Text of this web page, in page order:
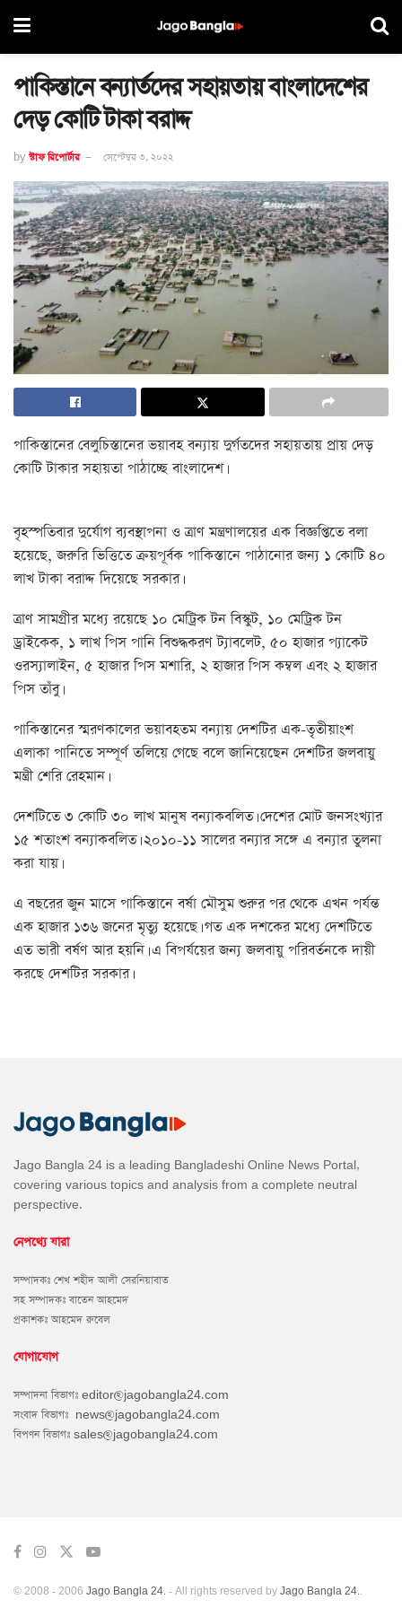
পাকিস্তানে বন্যার্তদের সহায়তায় বাংলাদেশের
দেড় কোটি টাকা বরাদ্দ
by স্টাফ রিপোর্টার সেপ্টেম্বর ৩, ২০২২
পাকিস্তানের বেলুচিস্তানের ভয়াবহ বন্যায় দুর্গতদের সহায়তায় প্রায় দেড়
কোটি টাকার সহায়তা পাঠাচ্ছে বাংলাদেশ।
বৃহস্পতিবার দুর্যোগ ব্যবস্থাপনা ও ত্রাণ মন্ত্রণালয়ের এক বিজ্ঞপ্তিতে বলা
হয়েছে, জরুরি ভিত্তিতে ক্রয়পূর্বক পাকিস্তানে পাঠানোর জন্য ১ কোটি ৪০
লাখ টাকা বরাদ্দ দিয়েছে সরকার।
ত্রাণ সামগ্রীর মধ্যে রয়েছে ১০ মেট্রিক টন বিস্কুট, ১০ মেট্রিক টন
ড্রাইকেক, ১ লাখ পিস পানি বিশুদ্ধকরণ ট্যাবলেট, ৫০ হাজার প্যাকেট
ওরস্যালাইন, ৫ হাজার পিস মশারি, ২ হাজার পিস কম্বল এবং ২ হাজার
পিস তাঁবু।
পাকিস্তানের স্মরণকালের ভয়াবহতম বন্যায় দেশটির এক-তৃতীয়াংশ
এলাকা পানিতে সম্পূর্ণ তলিয়ে গেছে বলে জানিয়েছেন দেশটির জলবায়ু
মন্ত্রী শেরি রেহমান।
দেশটিতে ৩ কোটি ৩০ লাখ মানুষ বন্যাকবলিত। দেশের মোট জনসংখ্যার
১৫ শতাংশ বন্যাকবলিত। ২০১০-১১ সালের বন্যার সঙ্গে এ বন্যার তুলনা
করা যায়।
এ বছরের জুন মাসে পাকিস্তানে বর্ষা মৌসুম শুরুর পর থেকে এখন পর্যন্ত
এক হাজার ১৩৬ জনের মৃত্যু হয়েছে। গত এক দশকের মধ্যে দেশটিতে
এত ভারী বর্ষণ আর হয়নি। এ বিপর্যয়ের জন্য জলবায়ু পরিবর্তনকে দায়ী
করছে দেশটির সরকার।
Jago Bangla 24 is a leading Bangladeshi Online News Portal,
covering various topics and analysis from a complete neutral
perspective.
নেপথ্যে যারা
সম্পাদকঃ শেখ শহীদ আলী সেরনিয়াবাত
সহ সম্পাদকঃ বাতেন আহমেদ
প্রকাশকঃ আহমেদ রুবেল
যোগাযোগ
সম্পাদনা বিভাগঃ editor@jagobangla24.com
সংবাদ বিভাগঃ news@jagobangla24.com
বিপণন বিভাগঃ sales@jagobangla24.com
© 2008 - 2006 Jago Bangla 24. - All rights reserved by Jago Bangla 24..